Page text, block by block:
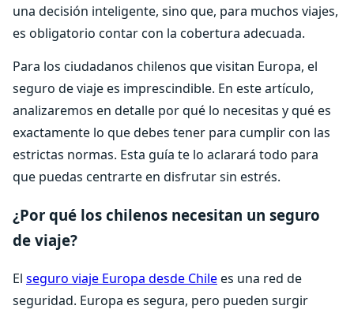
una decisión inteligente, sino que, para muchos viajes,
es obligatorio contar con la cobertura adecuada.
Para los ciudadanos chilenos que visitan Europa, el
seguro de viaje es imprescindible. En este artículo,
analizaremos en detalle por qué lo necesitas y qué es
exactamente lo que debes tener para cumplir con las
estrictas normas. Esta guía te lo aclarará todo para
que puedas centrarte en disfrutar sin estrés.
¿Por qué los chilenos necesitan un seguro
de viaje?
El seguro viaje Europa desde Chilees una red de
seguridad. Europa es segura, pero pueden surgir